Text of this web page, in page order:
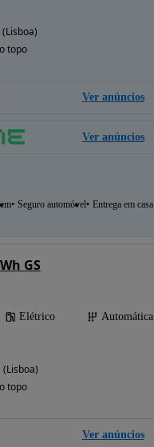
topo
Ver anúncios
Ver anúncios
Seguro automóvel Entrega em casa
GS
Elétrico
Automática
(Lisboa)
topo
Ver anúncios